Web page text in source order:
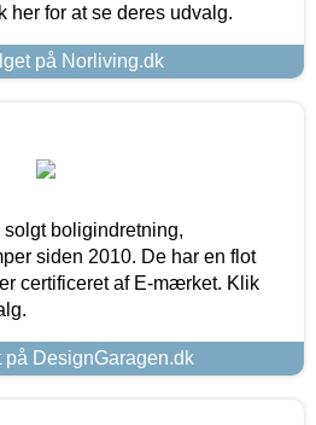
her for at se deres udvalg.
på Norliving.dk
boligindretning,
siden 2010. De har en flot
certificeret af E-mærket. Klik
på DesignGaragen.dk